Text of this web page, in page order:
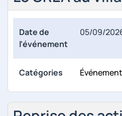
Date de
l'événement
05/09/
Catégories Événement